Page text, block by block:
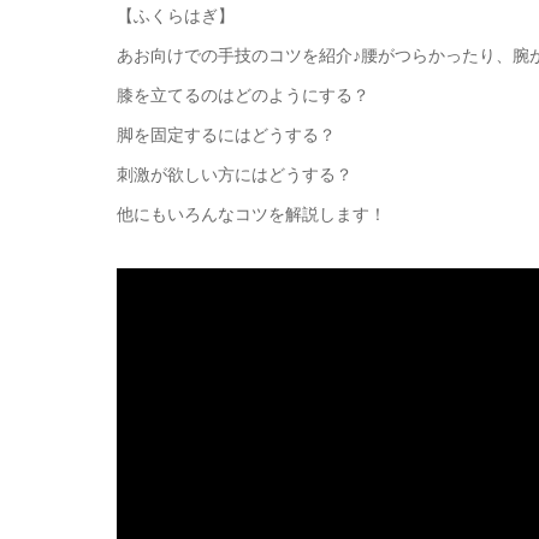
【ふくらはぎ】
あお向けでの手技のコツを紹介♪腰がつらかったり、腕
膝を立てるのはどのようにする？
脚を固定するにはどうする？
刺激が欲しい方にはどうする？
他にもいろんなコツを解説します！